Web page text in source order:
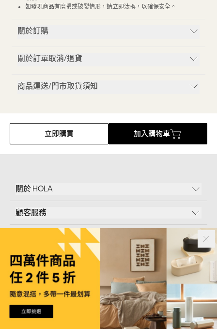
如發現商品有磨損或破裂情形，請立即汰換，以確保安全。
關於訂購
關於訂單取消/退貨
商品運送/門市取貨須知
立即購買 加入購物車
關於 HOLA
顧客服務
和樂家居股份有限公司｜臺北市內湖區新湖三路23號5樓
版權所有｜© Copyright 2024 HOLA Furnishing CO., LTD. All Rights Reserved
聯絡客服為您確認身分後再行取消
Follow Us